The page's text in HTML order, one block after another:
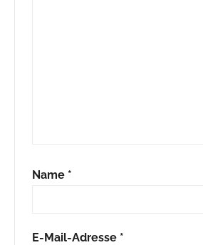
Name *
E-Mail-Adresse *